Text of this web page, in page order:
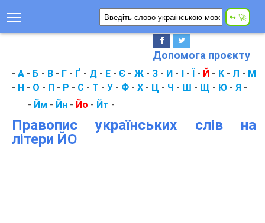
Допомога проєкту
-А - Б - В- Г - Ґ - Д- Е - Є - Ж- З- И - І- Ї- Й - К- Л - М
- Н - О - П - Р - С - Т - У - Ф - Х - Ц - Ч - Ш - Щ - Ю - Я -
- Йм - Йн - Йо - Йт -
Правопис українських слів на
літери ЙО